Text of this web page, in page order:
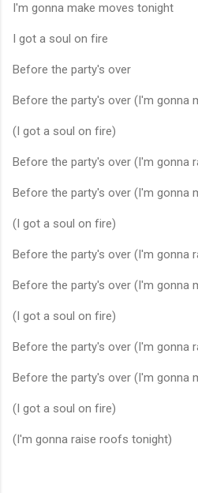
I'm gonna make moves tonight
I got a soul on fire
Before the party's over
Before the party's over (I'm gonna
(I got a soul on fire)
Before the party's over (I'm gonna
Before the party's over (I'm gonna
(I got a soul on fire)
Before the party's over (I'm gonna
Before the party's over (I'm gonna
(I got a soul on fire)
Before the party's over (I'm gonna
Before the party's over (I'm gonna
(I got a soul on fire)
(I'm gonna raise roofs tonight)